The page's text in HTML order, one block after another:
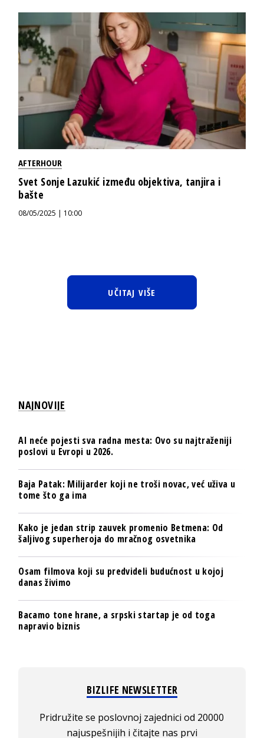
AFTERHOUR
Svet Sonje Lazukić između objektiva, tanjira i
bašte
08/05/2025 | 10:00
UČITAJ VIŠE
NAJNOVIJE
AI neće pojesti sva radna mesta: Ovo su najtraženiji
poslovi u Evropi u 2026.
Baja Patak: Milijarder koji ne troši novac, već uživa u
tome što ga ima
Kako je jedan strip zauvek promenio Betmena: Od
šaljivog superheroja do mračnog osvetnika
Osam filmova koji su predvideli budućnost u kojoj
danas živimo
Bacamo tone hrane, a srpski startap je od toga
napravio biznis
BIZLIFE NEWSLETTER
Pridružite se poslovnoj zajednici od 20000
najuspešnijih i čitajte nas prvi